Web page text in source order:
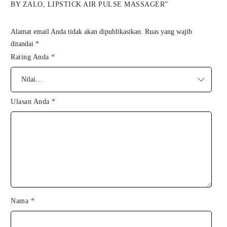
BY ZALO, LIPSTICK AIR PULSE MASSAGER”
Alamat email Anda tidak akan dipublikasikan.
Ruas yang wajib
ditandai*
Rating Anda*
Ulasan Anda*
Nama *